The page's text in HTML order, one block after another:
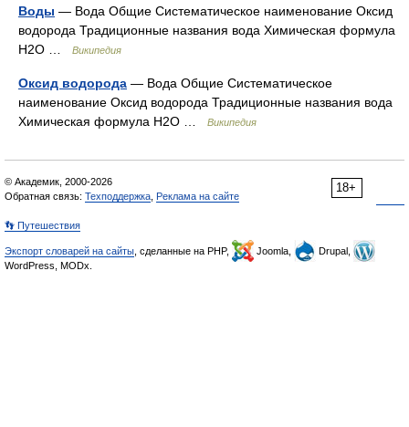
Воды — Вода Общие Систематическое наименование Оксид
водорода Традиционные названия вода Химическая формула
Н2O …
Википедия
Оксид водорода — Вода Общие Систематическое
наименование Оксид водорода Традиционные названия вода
Химическая формула Н2O …
Википедия
18+
© Академик, 2000-2026
Обратная связь: Техподдержка Реклама на сайте
👣 Путешествия
Экспорт словарей на сайты , сделанные на PHP, Joomla,
Drupal,
WordPress, MODx.